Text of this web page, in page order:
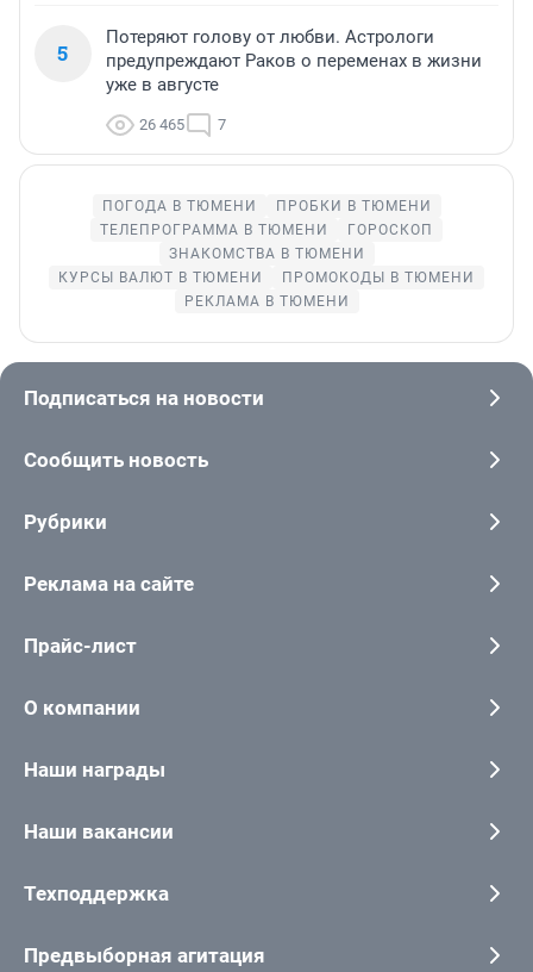
5
Потеряют голову от любви. Астрологи
предупреждают Раков о переменах в жизни
уже в августе
26 465 7
ПОГОДА В ТЮМЕНИ
ПРОБКИ В ТЮМЕНИ
ТЕЛЕПРОГРАММА В ТЮМЕНИ
ГОРОСКОП
ЗНАКОМСТВА В ТЮМЕНИ
КУРСЫ ВАЛЮТ В ТЮМЕНИ
ПРОМОКОДЫ В ТЮМЕНИ
РЕКЛАМА В ТЮМЕНИ
Подписаться на новости
Сообщить новость
Рубрики
Реклама на сайте
Прайс-лист
О компании
Наши награды
Наши вакансии
Техподдержка
Предвыборная агитация